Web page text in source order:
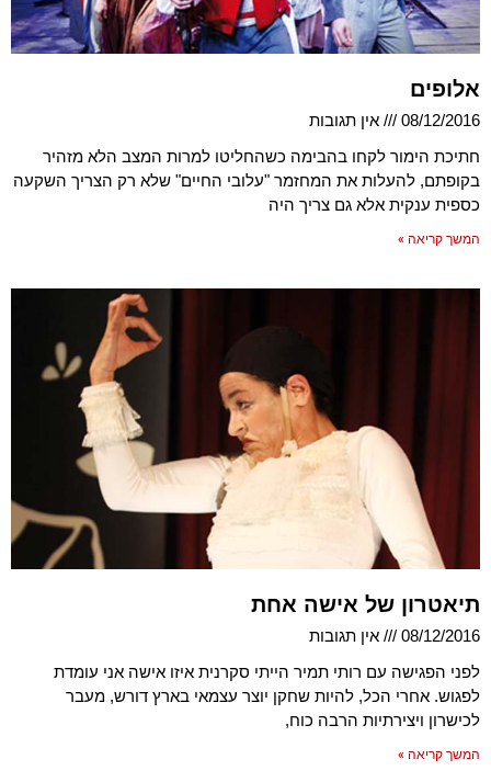
אלופים
08/12/2016
אין תגובות
חתיכת הימור לקחו בהבימה כשהחליטו למרות המצב הלא מזהיר
בקופתם, להעלות את המחזמר "עלובי החיים" שלא רק הצריך השקעה
כספית ענקית אלא גם צריך היה
המשך קריאה »
תיאטרון של אישה אחת
08/12/2016
אין תגובות
לפני הפגישה עם רותי תמיר הייתי סקרנית איזו אישה אני עומדת
לפגוש. אחרי הכל, להיות שחקן יוצר עצמאי בארץ דורש, מעבר
לכישרון ויצירתיות הרבה כוח,
המשך קריאה »